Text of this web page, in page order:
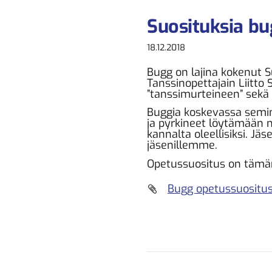
Suosituksia
18.12.2018
Bugg on lajina kokenut
Tanssinopettajain Liitto
”tanssimurteineen”
Buggia koskevassa
ja pyrkineet löytämään
kannalta oleellisiksi.
jäsenillemme.
Opetussuositus on
Bugg